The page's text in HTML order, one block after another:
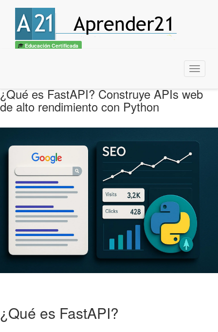
Educación Certificada
Menu
¿Qué es FastAPI? Construye APIs web
de alto rendimiento con Python
¿Qué es FastAPI?